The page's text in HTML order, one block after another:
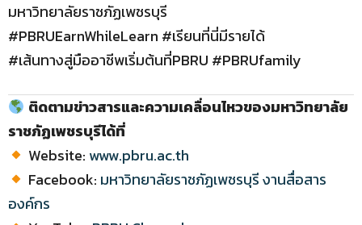
มหาวิทยาลัยราชภัฏเพชรบุรี
#PBRUEarnWhileLearn #เรียนที่นี่มีรายได้
#เส้นทางสู่มืออาชีพเริ่มต้นที่PBRU #PBRUfamily
ติดตามข่าวสารและความเคลื่อนไหวของมหาวิทยาลัย
ราชภัฏเพชรบุรีได้ที่
Website: www.pbru.ac.th
Facebook: มหาวิทยาลัยราชภัฏเพชรบุรี งานสื่อสาร
องค์กร